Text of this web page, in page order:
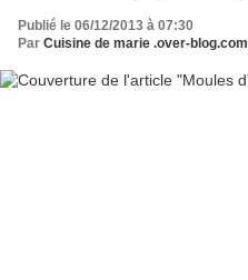
Publié le 06/12/2013 à 07:30
Par Cuisine de marie .over-blog.com